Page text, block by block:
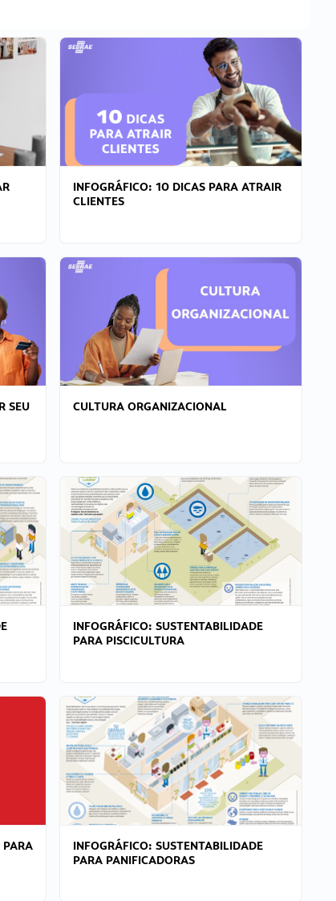
INFOGRÁFICO: 10 DICAS PARA ATRAIR
CLIENTES
SEU
CULTURA ORGANIZACIONAL
INFOGRÁFICO: SUSTENTABILIDADE
PARA PISCICULTURA
PARA
INFOGRÁFICO: SUSTENTABILIDADE
PARA PANIFICADORAS